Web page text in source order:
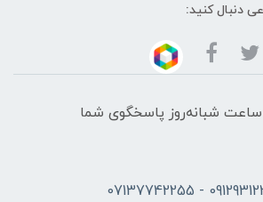
دنبال کنید:
هفت روز هفته ، ۲۴ ساعت شبانه‌روز پاسخگوی شما